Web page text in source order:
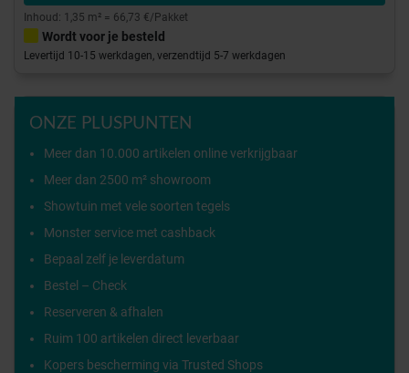
Inhoud: 1,35 m² = 66,73 €/Pakket
Wordt voor je besteld
Levertijd 10-15 werkdagen, verzendtijd 5-7 werkdagen
ONZE PLUSPUNTEN
Meer dan 10.000 artikelen online verkrijgbaar
Meer dan 2500 m² showroom
Showtuin met vele soorten tegels
Monster service met cashback
Bepaal zelf je leverdatum
Bestel – Check
Reserveren & afhalen
Ruim 100 artikelen direct leverbaar
Kopers bescherming via Trusted Shops